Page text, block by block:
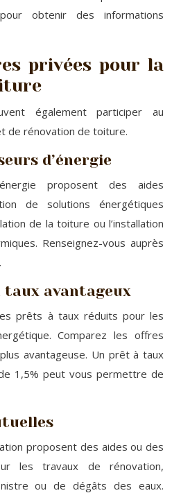
obtenir des informations
privées pour la
également participer au
de rénovation de toiture.
d’énergie
proposent des aides
de solutions énergétiques
de la toiture ou l’installation
Renseignez-vous auprès
taux avantageux
prêts à taux réduits pour les
Comparez les offres
avantageuse. Un prêt à taux
1,5% peut vous permettre de
proposent des aides ou des
les travaux de rénovation,
ou de dégâts des eaux.